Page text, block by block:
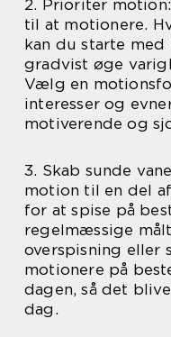
2. Prioriter
til at motionere.
kan du starte
gradvist øge
Vælg en
interesser og
motiverende og
3. Skab sunde
motion til en del
for at spise på
regelmæssige
overspisning eller
motionere på
dagen, så det
dag.